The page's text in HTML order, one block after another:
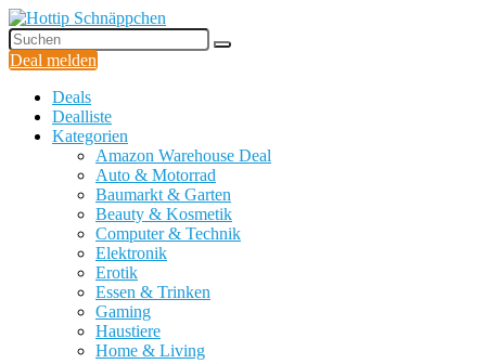
Deal melden
Deals
Dealliste
Kategorien
Amazon Warehouse Deal
Auto & Motorrad
Baumarkt & Garten
Beauty & Kosmetik
Computer & Technik
Elektronik
Erotik
Essen & Trinken
Gaming
Haustiere
Home & Living